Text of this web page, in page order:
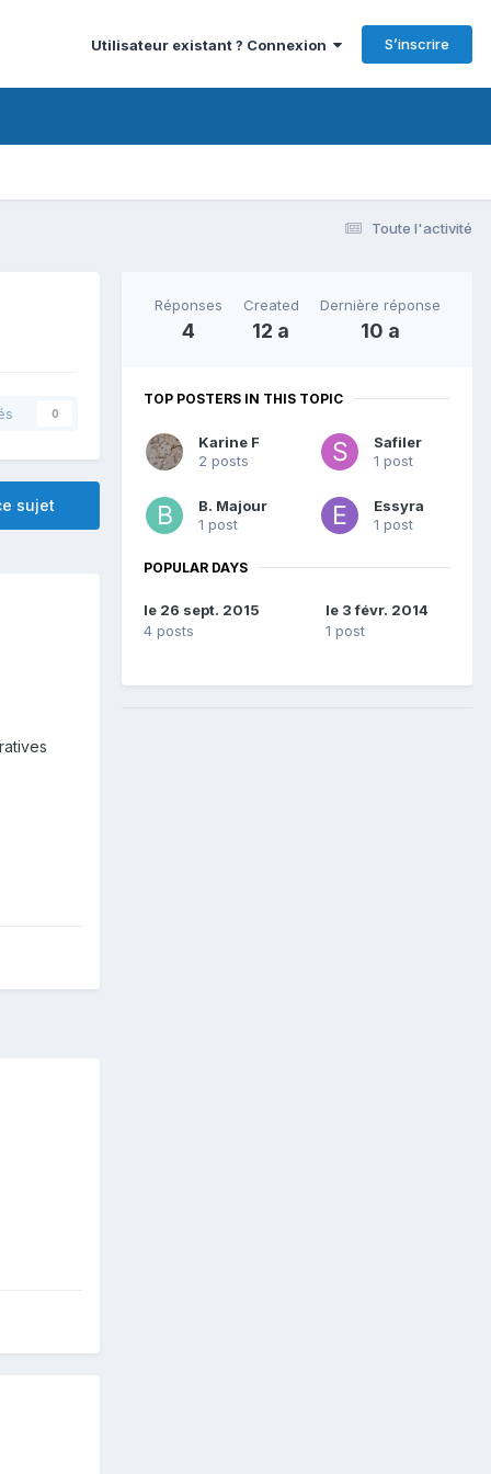
Utilisateur existant ? Connexion S’inscrire
Toute l'activité
0
sujet
Réponses
4
Created
12 a
Dernière réponse
10 a
TOP POSTERS IN THIS TOPIC
Karine F
2 posts
Safiler
1 post
B. Majour
1 post
Essyra
1 post
POPULAR DAYS
le 26 sept. 2015
4 posts
le 3 févr. 2014
1 post